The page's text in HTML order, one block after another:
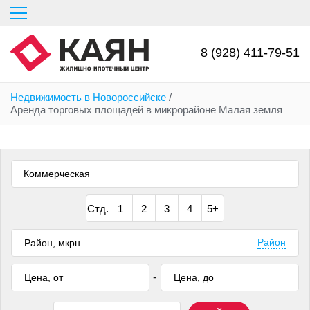
Перейти
основному
содержанию
8 (928) 411-79-51
Недвижимость в Новороссийске /
Аренда торговых площадей в микрорайоне Малая земля
Коммерческая
Стд. 1 2 3 4 5+
Район
-